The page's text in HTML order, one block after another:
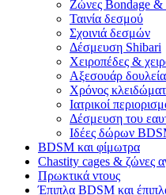
Ζώνες Bondage
Ταινία δεσμού
Σχοινιά δεσμών
Δέσμευση Shibari
Χειροπέδες &
Αξεσουάρ
Χρόνος
Ιατρικοί
Δέσμευση του
Ιδέες δώρων
BDSM και φίμωτρα
Chastity cages & ζώνες
Πρωκτικά ντους
Έπιπλα BDSM και